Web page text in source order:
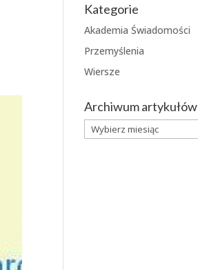
Kategorie
Akademia Świadomości
Przemyślenia
Wiersze
Archiwum artykułów
Archiwum
artykułów